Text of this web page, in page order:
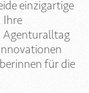
einzigartige
Ihre
Agenturalltag
für die